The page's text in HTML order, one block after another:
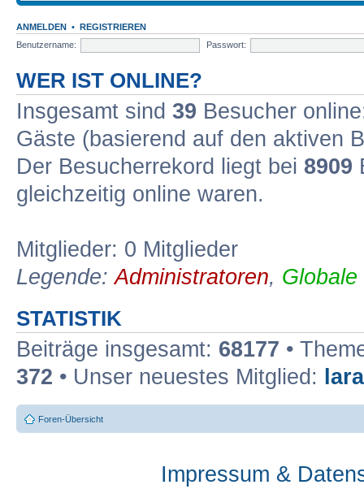
ANMELDEN • REGISTRIEREN
Benutzername:
Passwort:
WER IST ONLINE?
Insgesamt sind 39 Besucher
Gäste (basierend auf den aktiven
Der Besucherrekord liegt bei 8909
gleichzeitig online waren.
Mitglieder: 0 Mitglieder
Legende:Administratoren,
STATISTIK
Beiträge insgesamt: 68177 •
372 • Unser neuestes Mitglied:
Foren-Übersicht
Impressum &